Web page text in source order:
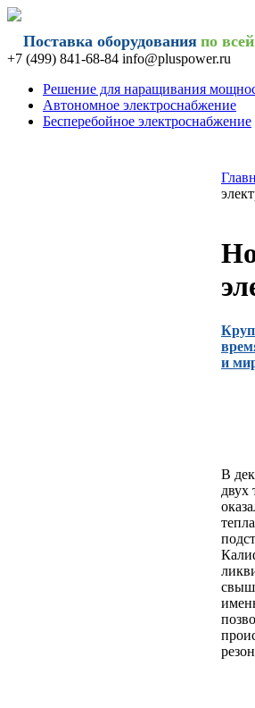
Поставка оборудования по
+7 (499) 841-68-84 info@pluspower.ru
Решение для наращивания
Автономное электроснабжение
Бесперебойное электроснабжение
и
В
двух